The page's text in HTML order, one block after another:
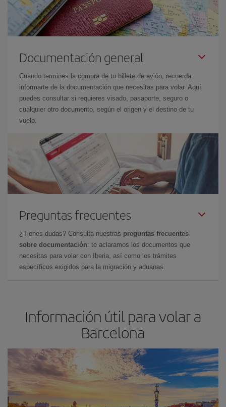
Documentación general
Cuando termines la compra de tu billete de avión, recuerda
informarte de la documentación que necesitas para volar. Aquí
puedes consultar si requieres visado, pasaporte, seguro o
cualquier otro documento, según el origen y el destino de tu
vuelo.
Preguntas frecuentes
¿Tienes dudas? Consulta nuestras preguntas frecuentes
sobre documentación: te aclaramos los documentos que
necesitas para volar con Iberia, así como los trámites
específicos exigidos para la migración y aduanas.
Información útil para volar a
Barcelona